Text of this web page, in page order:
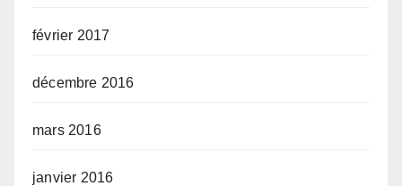
février 2017
décembre 2016
mars 2016
janvier 2016